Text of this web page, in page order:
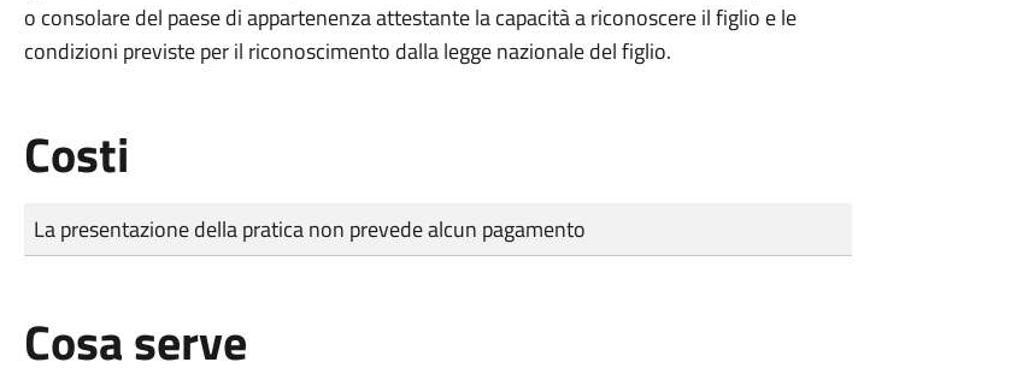
o consolare del paese di appartenenza attestante la capacità a riconoscere il figlio e le
condizioni previste per il riconoscimento dalla legge nazionale del figlio.
Costi
Tipo di pagamento
Importo
La presentazione della pratica non prevede alcun pagamento
Cosa serve